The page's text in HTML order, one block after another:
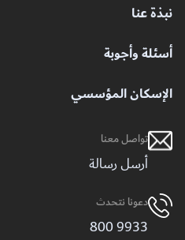
نبذة عنا
أسئلة وأجوبة
الإسكان المؤسسي
تواصل معنا
أرسل رسالة
دعونا نتحدث
9933 800